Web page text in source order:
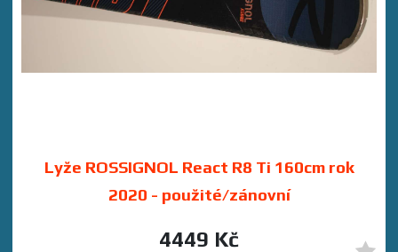
Lyže ROSSIGNOL React R8 Ti 160cm rok
2020 - použité/zánovní
4449 Kč